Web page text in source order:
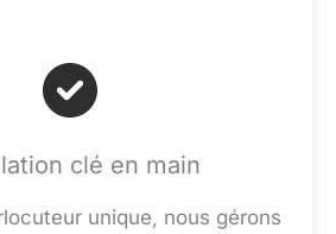
clé en main
unique, nous gérons